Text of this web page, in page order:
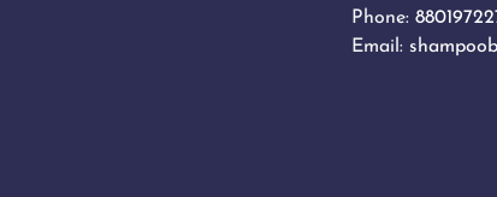
Phone:
Email: